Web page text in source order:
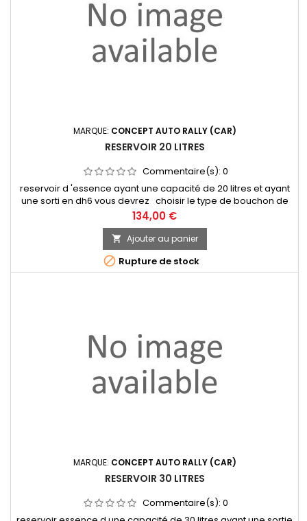
MARQUE: CONCEPT AUTO RALLY (CAR)
RESERVOIR 20 LITRES
Commentaire(s): 0
reservoir d 'essence ayant une capacité de 20 litres et ayant
une sorti en dh6 vous devrez choisir le type de bouchon de
vous desirez dans la catagorie bouchon de réservoir
Prix
134,00 €
 Ajouter au panier
 Rupture de stock
MARQUE: CONCEPT AUTO RALLY (CAR)
RESERVOIR 30 LITRES
Commentaire(s): 0